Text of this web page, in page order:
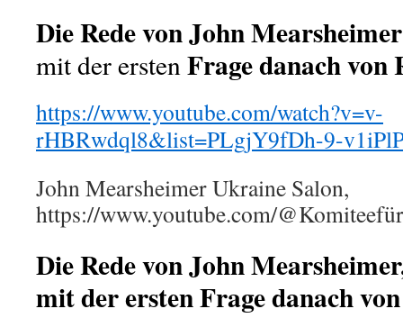
Die Rede von John Mearsheimer
mit der erstenFrage danach von
https://www.youtube.com/watch?v=v-
rHBRwdql8&list=PLgjY9fDh-9-
John Mearsheimer Ukraine Salon,
https://www.youtube.com/
Die Rede von John
mit der ersten Frage danach